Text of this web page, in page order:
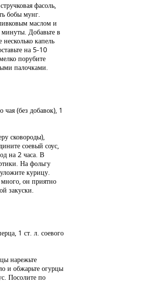
фасоль,
бобы мунг.
маслом и
Добавьте в
капель
на 5-10
порубите
палочками.
(без добавок), 1
сковороды),
соевый соус,
на 2 часа. В
На фольгу
курицу.
он приятно
закуски.
1 ст. л. соевого
нарежьте
и обжарьте огурцы
Посолите по